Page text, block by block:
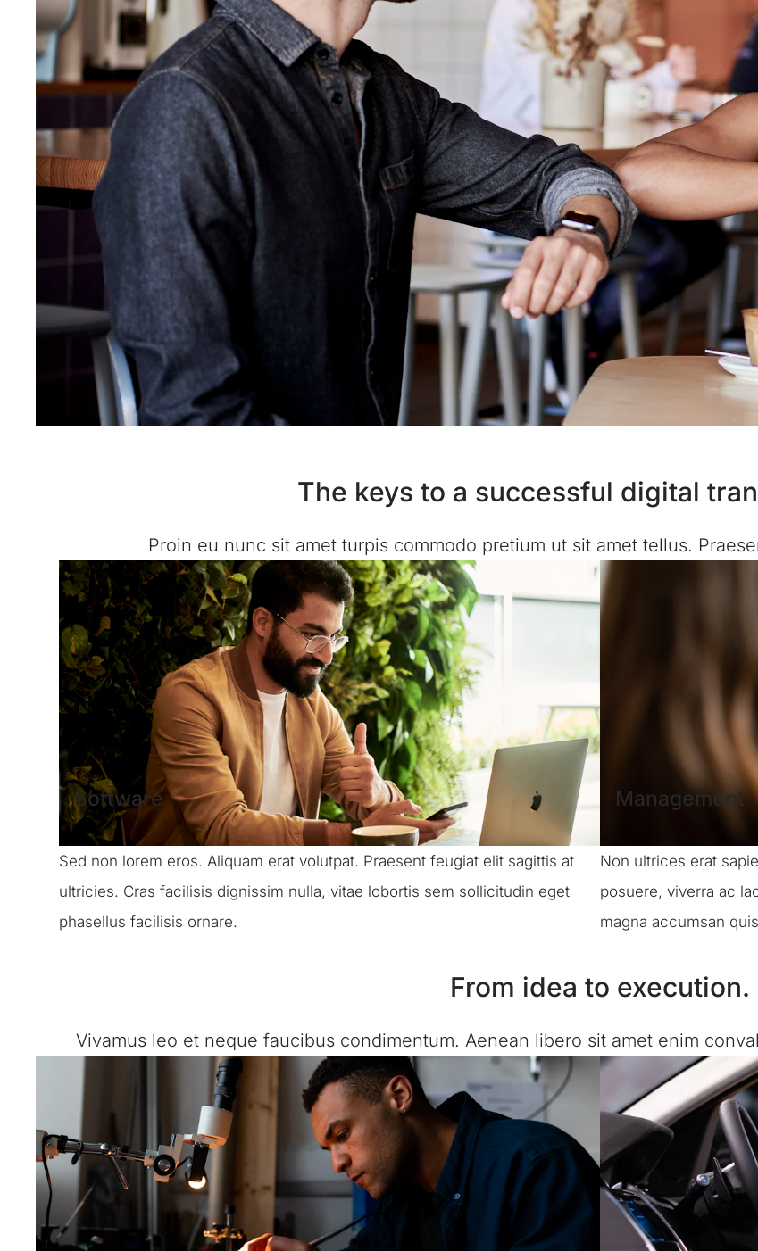
The keys to a successful digital
Proin eu nunc sit amet turpis commodo pretium ut sit amet tellus.
Software
Sed non lorem eros. Aliquam erat volutpat. Praesent feugiat elit sagittis at
ultricies. Cras facilisis dignissim nulla, vitae lobortis sem sollicitudin eget
phasellus facilisis ornare.
Management
Non ultrices erat
posuere, viverra ac
magna accumsan
From idea to execution.
Vivamus leo et neque faucibus condimentum. Aenean libero sit amet enim